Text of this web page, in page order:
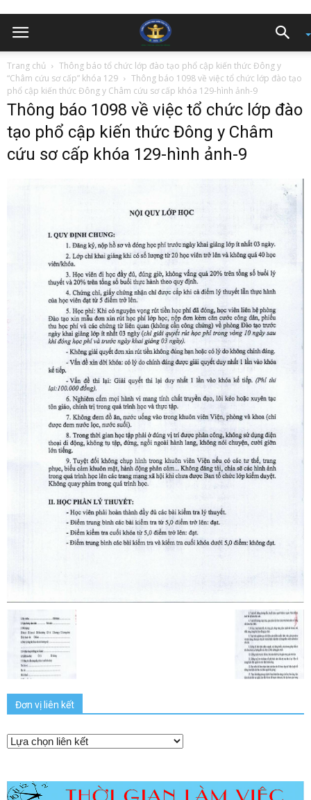
Trang chủ
Thông báo tổ chức lớp đào tạo phổ cập kiến thức Đông y
“Châm cứu sơ cấp” khóa 129
Thông báo 1098 về việc tổ chức lớp đào tạo
phổ cập kiến thức Đông y Châm cứu sơ cấp khóa 129-hình ảnh-9
Thông báo 1098 về việc tổ chức lớp đào
tạo phổ cập kiến thức Đông y Châm
cứu sơ cấp khóa 129-hình ảnh-9
Đơn vị liên kết